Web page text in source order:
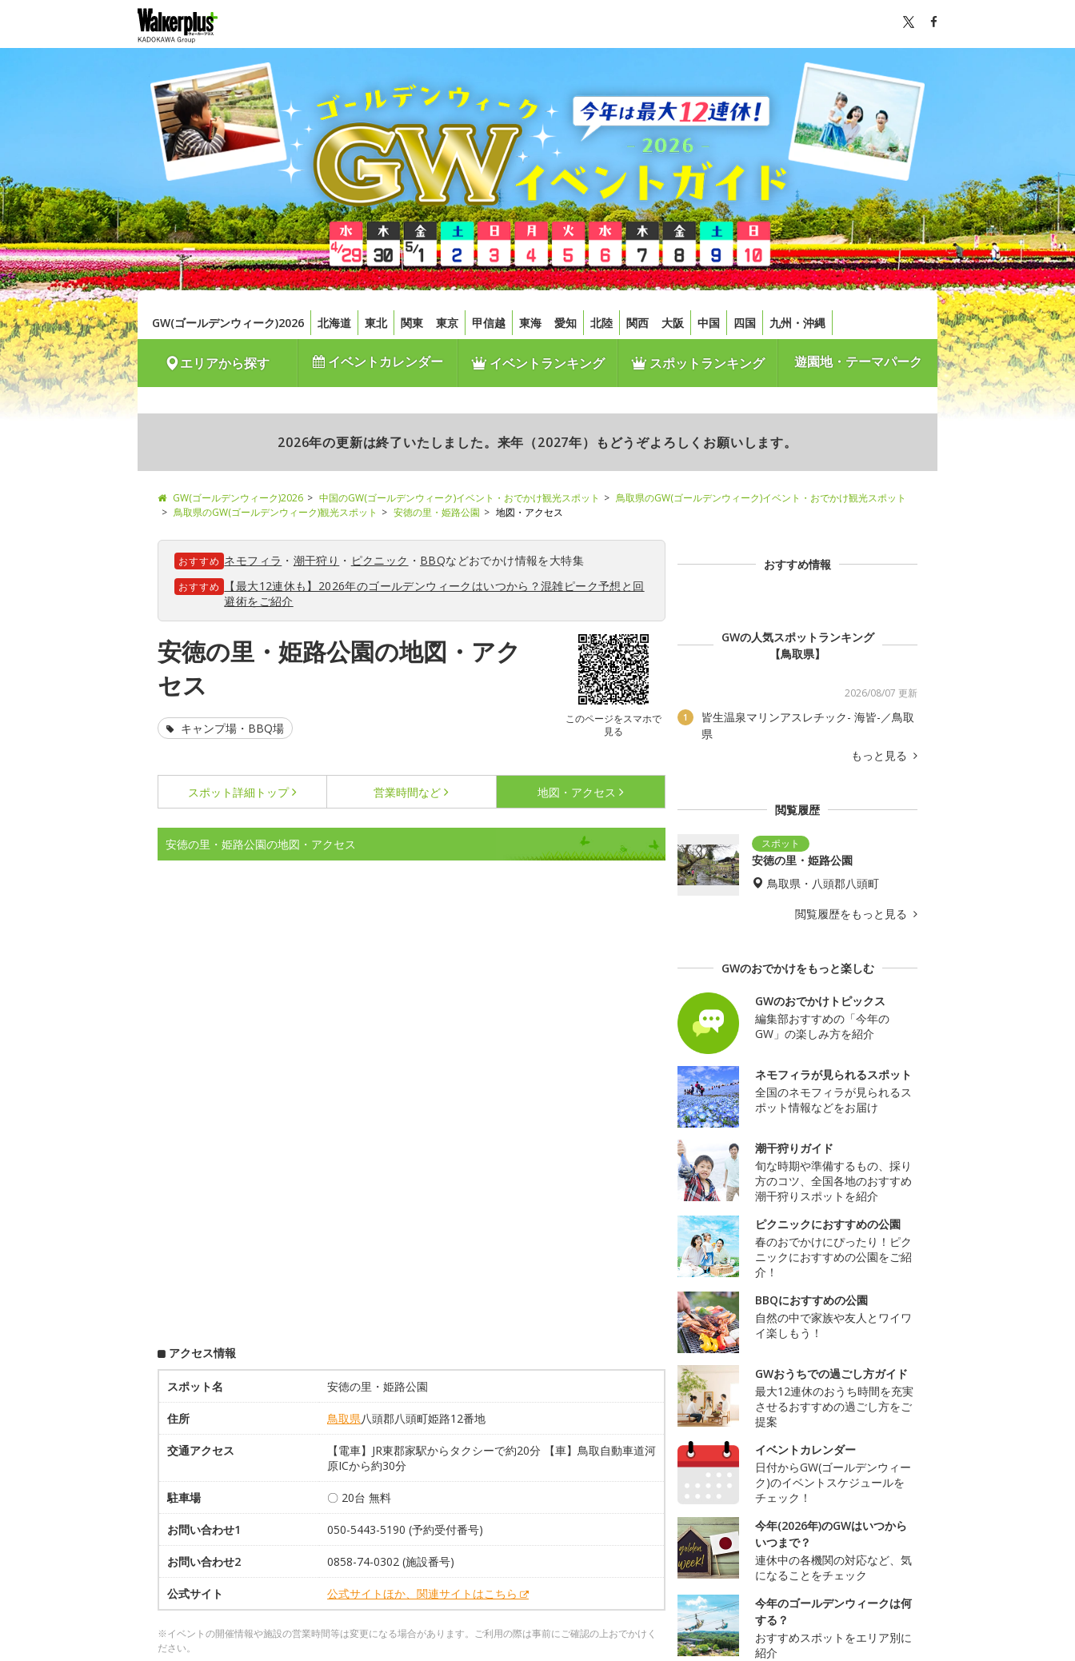
GW(ゴールデンウィーク)2026 北海道 東北 関東 東京 甲信越 東海 愛知 北陸 関西 大阪 中国 四国 九州・沖縄
エリアから探す イベントカレンダー イベントランキング スポットランキング 遊園地・テーマパーク
2026年の更新は終了いたしました。来年（2027年）もどうぞよろしくお願いします。
GW(ゴールデンウィーク)2026 中国のGW(ゴールデンウィーク)イベント・おでかけ観光スポット
鳥取県のGW(ゴールデンウィーク)イベント・おでかけ観光スポット
鳥取県のGW(ゴールデンウィーク)観光スポット
安徳の里・姫路公園 地図・アクセス
おすすめ ネモフィラ ・ 潮干狩り ・ ピクニック ・ BBQなどおでかけ情報を大特集
おすすめ
【最大12連休も】2026年のゴールデンウィークはいつから？混雑ピーク予想と回
避術をご紹介
安徳の里・姫路公園の地図・アク
セス
このページをスマホで
見る
キャンプ場・BBQ場
スポット詳細 トップ 営業時間など 地図・アクセス
安徳の里・姫路公園の地図・アクセス
アクセス情報
スポット名 安徳の里・姫路公園
住所 鳥取県八頭郡八頭町姫路12番地
交通アクセス
【電車】JR東郡家駅からタクシーで約20分 【車】鳥取自動車道河
原ICから約30分
駐車場 〇 20台 無料
お問い合わせ1 050-5443-5190 (予約受付番号)
お問い合わせ2 0858-74-0302 (施設番号)
公式サイト 公式サイトほか、関連サイトはこちら
※イベントの開催情報や施設の営業時間等は変更になる場合があります。ご利用の際は事前にご確認の上おでかけく
ださい。
おすすめ情報
GWの人気スポットランキング
【鳥取県】
2026/08/07 更新
1
皆生温泉マリンアスレチック- 海皆-／鳥取
県
もっと見る
閲覧履歴
安徳の里・姫路公園
鳥取県・八頭郡八頭町
閲覧履歴をもっと見る
GWのおでかけをもっと楽しむ
GWのおでかけトピックス
編集部おすすめの「今年の
GW」の楽しみ方を紹介
ネモフィラが見られるスポット
全国のネモフィラが見られるス
ポット情報などをお届け
潮干狩りガイド
旬な時期や準備するもの、採り
方のコツ、全国各地のおすすめ
潮干狩りスポットを紹介
ピクニックにおすすめの公園
春のおでかけにぴったり！ピク
ニックにおすすめの公園をご紹
介！
BBQにおすすめの公園
自然の中で家族や友人とワイワ
イ楽しもう！
GWおうちでの過ごし方ガイド
最大12連休のおうち時間を充実
させるおすすめの過ごし方をご
提案
イベントカレンダー
日付からGW(ゴールデンウィー
ク)のイベントスケジュールを
チェック！
今年(2026年)のGWはいつから
いつまで？
連休中の各機関の対応など、気
になることをチェック
今年のゴールデンウィークは何
する？
おすすめスポットをエリア別に
紹介